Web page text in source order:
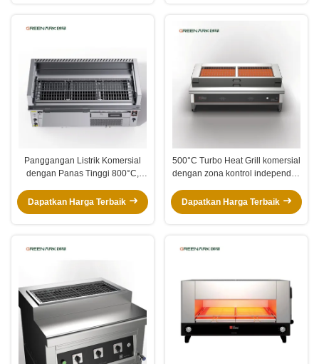
Panggangan Listrik Komersial
dengan Panas Tinggi 800°C,
Keamanan Bersertifikasi CE
untuk Restoran dan Katering
Dapatkan Harga Terbaik
500°C Turbo Heat Grill komersial
dengan zona kontrol independen
Dapatkan Harga Terbaik